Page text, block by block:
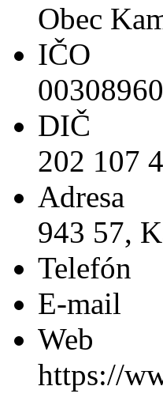
Obec
IČO
00308960
DIČ
202 107
Adresa
943 57,
Telefón
E-mail
Web
https://